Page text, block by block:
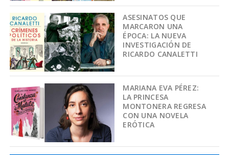
ASESINATOS QUE
MARCARON UNA
ÉPOCA: LA NUEVA
INVESTIGACIÓN DE
RICARDO CANALETTI
MARIANA EVA PÉREZ:
LA PRINCESA
MONTONERA REGRESA
CON UNA NOVELA
ERÓTICA